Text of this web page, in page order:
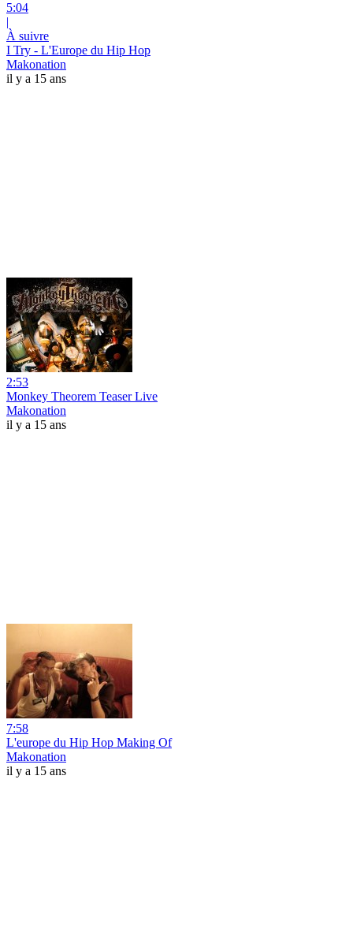
5:04
|
À suivre
I Try - L'Europe du Hip Hop
Makonation
il y a 15 ans
2:53
Monkey Theorem Teaser Live
Makonation
il y a 15 ans
7:58
L'europe du Hip Hop Making Of
Makonation
il y a 15 ans